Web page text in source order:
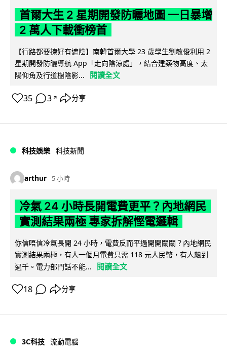
首爾大生 2 星期開發防曬地圖 一日暴增
2 萬人下載衝榜首
【行路都要揀好有遮陰】南韓首爾大學 23 歲學生劉敏俊利用 2
星期開發防曬導航 App「走向陰涼處」，結合建築物高度、太
陽仰角及行道樹陰影...
閱讀全文
35 3 ↗ 分享
科技娛樂 科技新聞
arthur 5 小時
冷氣 24 小時長開電費更平？內地網民
實測結果兩極 專家拆解慳電邏輯
你信唔信冷氣長開 24 小時，電費反而平過開開關關？內地網民
實測結果兩極，有人一個月電費只需 118 元人民幣，有人飆到
過千。電力部門話不能...
閱讀全文
18 分享
3C科技 流動電腦